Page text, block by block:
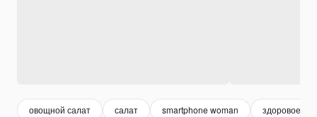
овощной салат салат smartphone woman здоровое